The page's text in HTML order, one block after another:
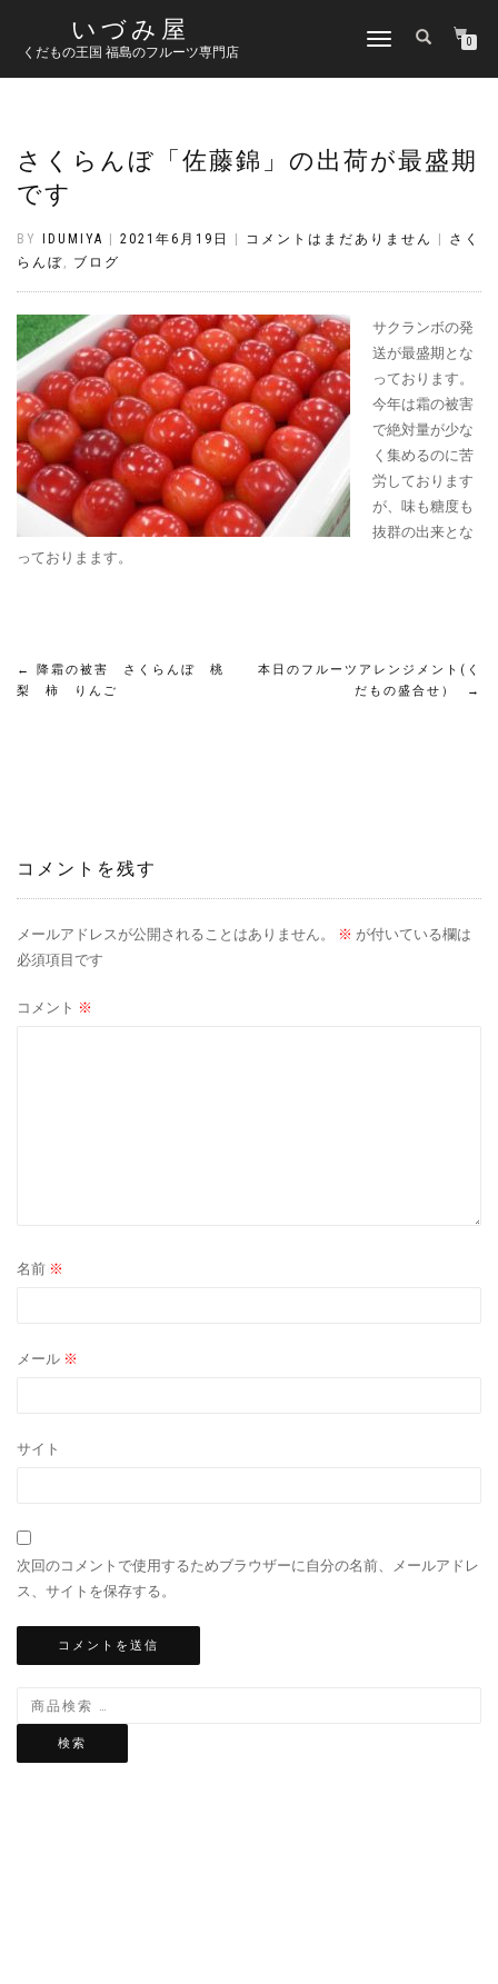
いづみ屋
くだもの王国 福島のフルーツ専門店
ナ
ゲ
ン
替
0
さくらんぼ「佐藤錦」の出荷が最盛期
です
BY IDUMIYA 2021年6月19日 コメントはまだありません
さく
らんぼ, ブログ
サクランボの発
送が最盛期とな
っております。
今年は霜の被害
で絶対量が少な
く集めるのに苦
労しております
が、味も糖度も
抜群の出来とな
っておりまます。
投
ゲ
ー
シ
ョ
←
降霜の被害 さくらんぼ 桃
梨 柿 りんご
本日のフルーツアレンジメント(く
だもの盛合せ）
→
コメントを残す
メールアドレスが公開されることはありません。 ※ が付いている欄は
必須項目です
コメント ※
名前 ※
メール ※
サイト
次回のコメントで使用するためブラウザーに自分の名前、メールアドレ
ス、サイトを保存する。
検索